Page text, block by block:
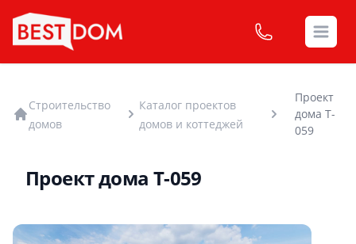
Строительство
домов
Каталог проектов
домов и коттеджей
Проект
дома T-
059
Проект дома T-059